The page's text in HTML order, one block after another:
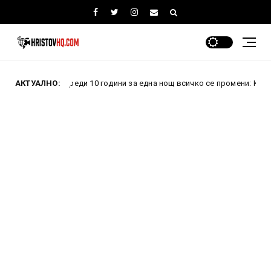
АКТУАЛНО:
Преди 10 години за една нощ всичко се промени: Как